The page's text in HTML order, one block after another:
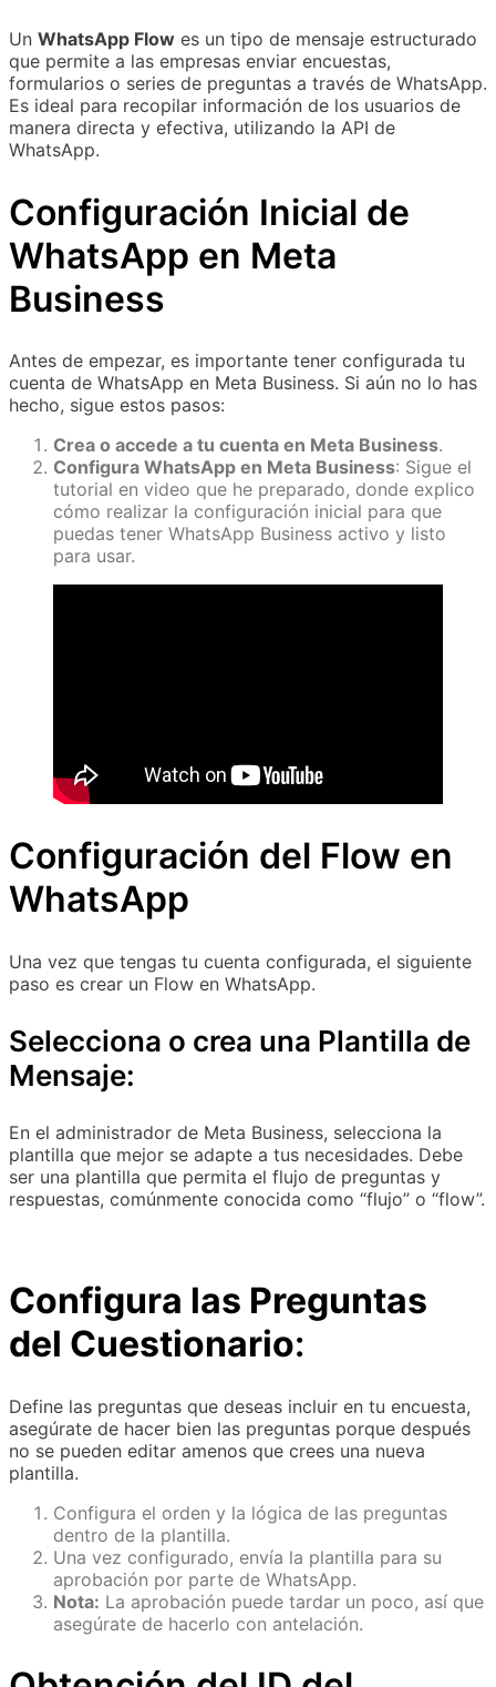
Un WhatsApp Flow es un tipo de mensaje estructurado
que permite a las empresas enviar encuestas,
formularios o series de preguntas a través de WhatsApp.
Es ideal para recopilar información de los usuarios de
manera directa y efectiva, utilizando la API de
WhatsApp.
Configuración Inicial de
WhatsApp en Meta
Business
Antes de empezar, es importante tener configurada tu
cuenta de WhatsApp en Meta Business. Si aún no lo has
hecho, sigue estos pasos:
Crea o accede a tu cuenta en Meta Business.
Configura WhatsApp en Meta Business: Sigue el
tutorial en video que he preparado, donde explico
cómo realizar la configuración inicial para que
puedas tener WhatsApp Business activo y listo
para usar.
Configuración del Flow en
WhatsApp
Una vez que tengas tu cuenta configurada, el siguiente
paso es crear un Flow en WhatsApp.
Selecciona o crea una Plantilla de
Mensaje:
En el administrador de Meta Business, selecciona la
plantilla que mejor se adapte a tus necesidades. Debe
ser una plantilla que permita el flujo de preguntas y
respuestas, comúnmente conocida como “flujo” o “flow”.
Configura las Preguntas
del Cuestionario:
Define las preguntas que deseas incluir en tu encuesta,
asegúrate de hacer bien las preguntas porque después
no se pueden editar amenos que crees una nueva
plantilla.
Configura el orden y la lógica de las preguntas
dentro de la plantilla.
Una vez configurado, envía la plantilla para su
aprobación por parte de WhatsApp.
Nota: La aprobación puede tardar un poco, así que
asegúrate de hacerlo con antelación.